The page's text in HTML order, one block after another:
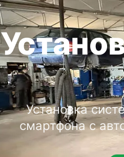
Установка
смартфона с